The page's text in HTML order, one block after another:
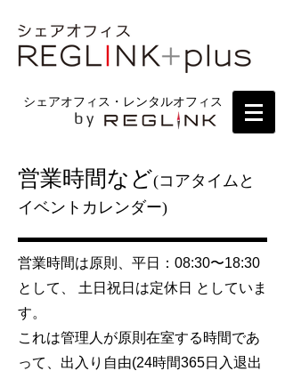
シェアオフィス・レンタルオフィス
by
営業時間など(コアタイムと
イベントカレンダー)
営業時間は原則、平日：08:30〜18:30
として、 土日祝日は定休日 としていま
す。
これは管理人が原則在室する時間であ
って、出入り自由(24時間365日入退出